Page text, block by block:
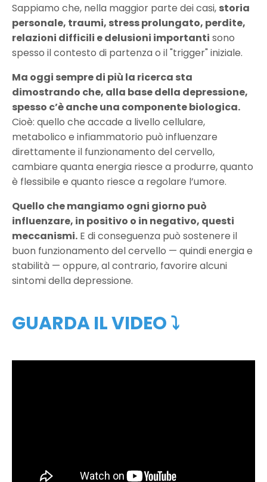
Sappiamo che, nella maggior parte dei casi, storia
personale, traumi, stress prolungato, perdite,
relazioni difficili e delusioni importanti sono
spesso il contesto di partenza o il "trigger" iniziale.
Ma oggi sempre di più la ricerca sta
dimostrando che, alla base della depressione,
spesso c’è anche una componente biologica.
Cioè: quello che accade a livello cellulare,
metabolico e infiammatorio può influenzare
direttamente il funzionamento del cervello,
cambiare quanta energia riesce a produrre, quanto
è flessibile e quanto riesce a regolare l’umore.
Quello che mangiamo ogni giorno può
influenzare, in positivo o in negativo, questi
meccanismi. E di conseguenza può sostenere il
buon funzionamento del cervello — quindi energia e
stabilità — oppure, al contrario, favorire alcuni
sintomi della depressione.
GUARDA IL VIDEO ⤵️